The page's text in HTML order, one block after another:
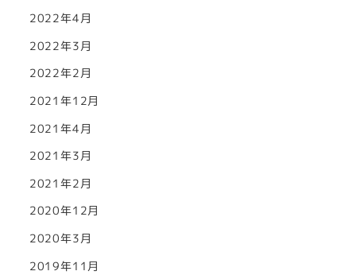
2022年4月
2022年3月
2022年2月
2021年12月
2021年4月
2021年3月
2021年2月
2020年12月
2020年3月
2019年11月